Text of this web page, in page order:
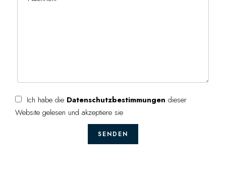
Ich habe die Datenschutzbestimmungen dieser
Website gelesen und akzeptiere sie
SENDEN